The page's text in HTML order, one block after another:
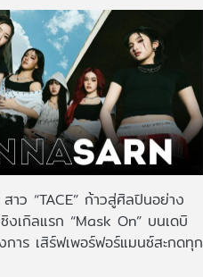
าว “TACE” ก้าวสู่ศิลปินอย่าง
งเกิลแรก “Mask On” บนเดบิ
าร เสิร์ฟเพอร์ฟอร์แมนซ์สะกดทุก